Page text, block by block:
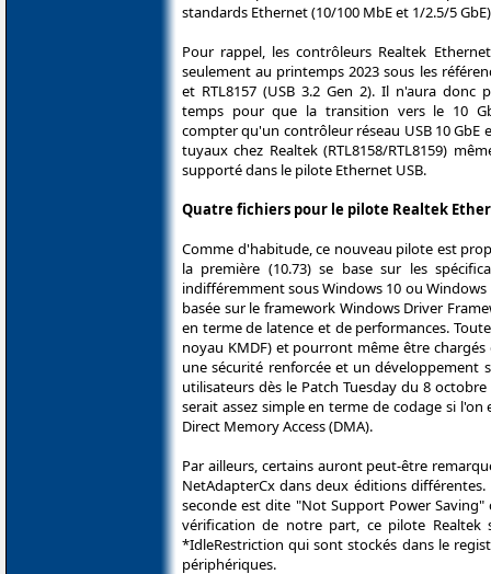
standards Ethernet (10/100 MbE et 1/2.5/5
Pour rappel, les contrôleurs Realtek
seulement au printemps 2023 sous les
et RTL8157 (USB 3.2 Gen 2). Il n'aura donc
temps pour que la transition vers le 10
compter qu'un contrôleur réseau USB 10 GbE
tuyaux chez Realtek (RTL8158/RTL8159)
supporté dans le pilote Ethernet USB.
Quatre fichiers pour le pilote Realtek
Comme d'habitude, ce nouveau pilote est
la première (10.73) se base sur les
indifféremment sous Windows 10 ou Windows
basée sur le framework Windows Driver
en terme de latence et de performances.
noyau KMDF) et pourront même être
une sécurité renforcée et un développement
utilisateurs dès le Patch Tuesday du 8
serait assez simple en terme de codage si
Direct Memory Access (DMA).
Par ailleurs, certains auront peut-être
NetAdapterCx dans deux éditions
seconde est dite "Not Support Power
vérification de notre part, ce pilote Realtek
*IdleRestriction qui sont stockés dans le
périphériques.